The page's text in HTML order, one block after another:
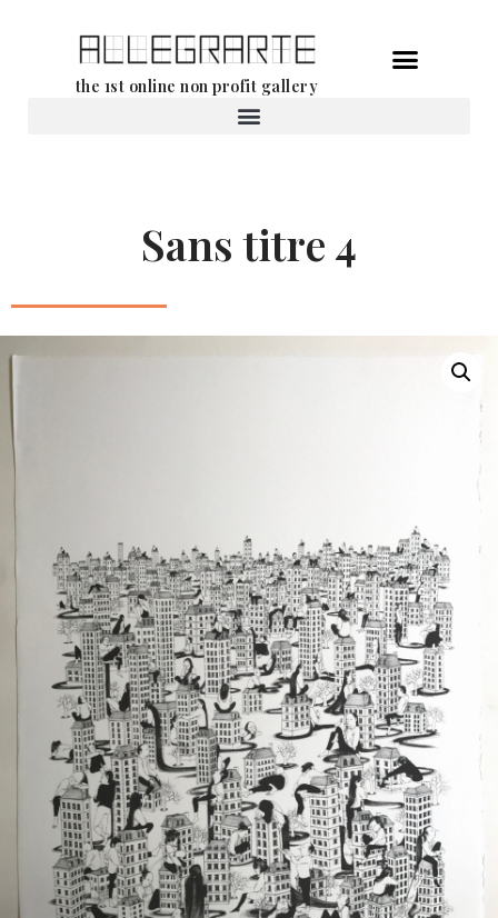
the 1st online non profit gallery
Sans titre 4